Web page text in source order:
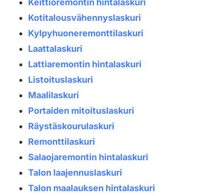
Keittiöremontin hintalaskuri
Kotitalousvähennyslaskuri
Kylpyhuoneremonttilaskuri
Laattalaskuri
Lattiaremontin hintalaskuri
Listoituslaskuri
Maalilaskuri
Portaiden mitoituslaskuri
Räystäskourulaskuri
Remonttilaskuri
Salaojaremontin hintalaskuri
Talon laajennuslaskuri
Talon maalauksen hintalaskuri